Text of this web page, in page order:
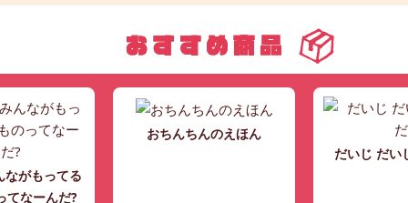
ながもってる
てなーんだ?
おちんちんのえほん
だいじ だい